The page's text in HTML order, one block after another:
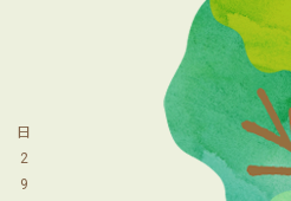
日
2
9